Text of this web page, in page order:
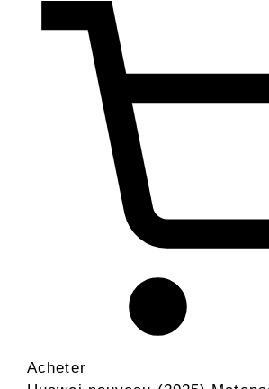
Acheter